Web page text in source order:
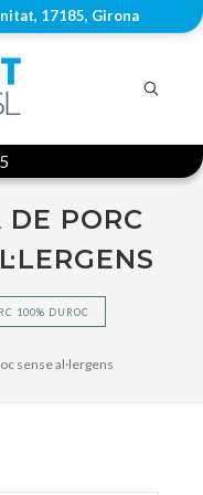
17185, Girona
DE PORC
100% DUROC
sense al·lergens